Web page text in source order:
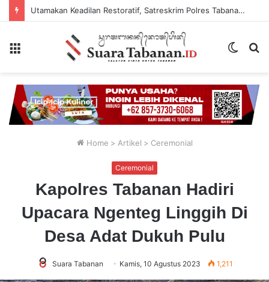
Utamakan Keadilan Restoratif, Satreskrim Polres Tabanan Gelar Perkara Kasus Penganiayaan Anak
Switch
Home > Artikel > Ceremonial
Ceremonial
Kapolres Tabanan Hadiri
Upacara Ngenteg Linggih Di
Desa Adat Dukuh Pulu
Suara Tabanan Kamis, 10 Agustus 2023 1,211